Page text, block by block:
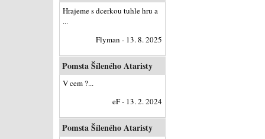
Hrajeme s dcerkou tuhle hru a
...
Flyman - 13. 8. 2025
Pomsta Šíleného Ataristy
V cem ?...
eF - 13. 2. 2024
Pomsta Šíleného Ataristy